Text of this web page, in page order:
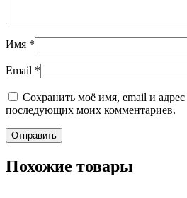
Имя *
Email *
Сохранить моё имя, email и адрес
последующих моих комментариев.
Похожие товары